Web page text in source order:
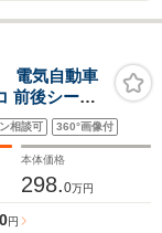
電気自動車
前後シート
ーテールゲ
ワイヤレス
相談可 360°画像付
本体価格
298.0万円
円